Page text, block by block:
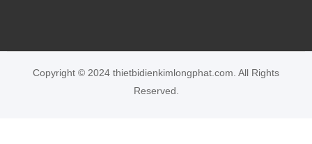
Copyright © 2024 thietbidienkimlongphat.com. All Rights
Reserved.